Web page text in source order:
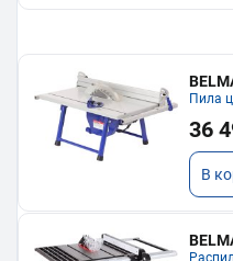
Пила
36
В